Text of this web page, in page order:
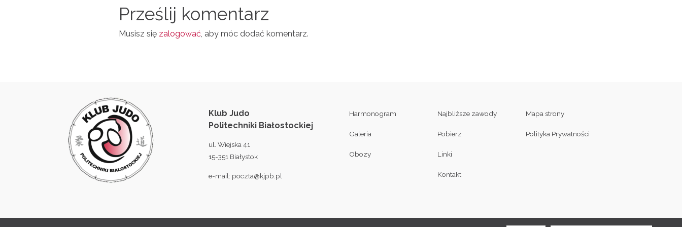
Prześlij komentarz
Musisz się zalogować , aby móc dodać komentarz.
Klub Judo
Politechniki Białostockiej
ul. Wiejska 41
15-351 Białystok
e-mail: poczta@kjpb.pl
Harmonogram
Galeria
Obozy
Najbliższe zawody
Pobierz
Linki
Kontakt
Mapa strony
Polityka Prywatności